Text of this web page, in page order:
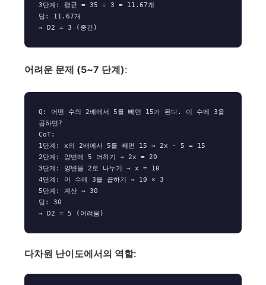
3단계: 평균 = 35 ÷ 3 = 11.67개
답: 11.67개
어려운 문제 (5~7 단계):
Q: 어떤 수의 2배에서 5를 빼면 15가 된다. 이 수에 3을
곱하면?
CoT:
1단계: x의 2배에서 5를 빼면 15 → 2x - 5 = 15
2단계: 양변에 5 더하기 → 2x = 20
3단계: 양변을 2로 나누기 → x = 10
4단계: 이 수에 3을 곱하기 → 10 × 3
5단계: 계산 → 30
답: 30
다차원 난이도에서의 역할: